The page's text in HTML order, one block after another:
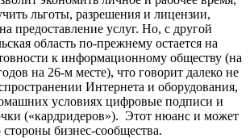
льготы, разрешения и лицензии,
предоставление услуг. Но, с другой
область по-прежнему остается на
к информационному обществу (на
на 26-м месте), что говорит далеко не
Интернета и оборудования,
условиях цифровые подписи и
(«кардридеров»). Этот нюанс и может
стороны бизнес-сообщества.